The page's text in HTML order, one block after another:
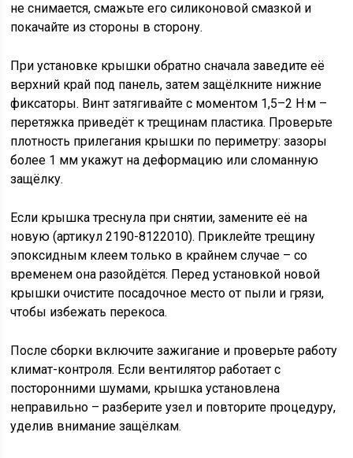
не снимается, смажьте его силиконовой смазкой и
покачайте из стороны в сторону.
При установке крышки обратно сначала заведите её
верхний край под панель, затем защёлкните нижние
фиксаторы. Винт затягивайте с моментом 1,5–2 Н·м –
перетяжка приведёт к трещинам пластика. Проверьте
плотность прилегания крышки по периметру: зазоры
более 1 мм укажут на деформацию или сломанную
защёлку.
Если крышка треснула при снятии, замените её на
новую (артикул 2190-8122010). Приклейте трещину
эпоксидным клеем только в крайнем случае – со
временем она разойдётся. Перед установкой новой
крышки очистите посадочное место от пыли и грязи,
чтобы избежать перекоса.
После сборки включите зажигание и проверьте работу
климат-контроля. Если вентилятор работает с
посторонними шумами, крышка установлена
неправильно – разберите узел и повторите процедуру,
уделив внимание защёлкам.